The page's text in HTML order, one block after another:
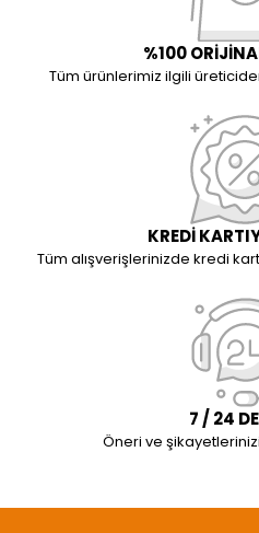
%100
Tüm ürünlerimiz ilgili
KREDİ
Tüm alışverişlerinizde kredi
7 / 24
Öneri ve